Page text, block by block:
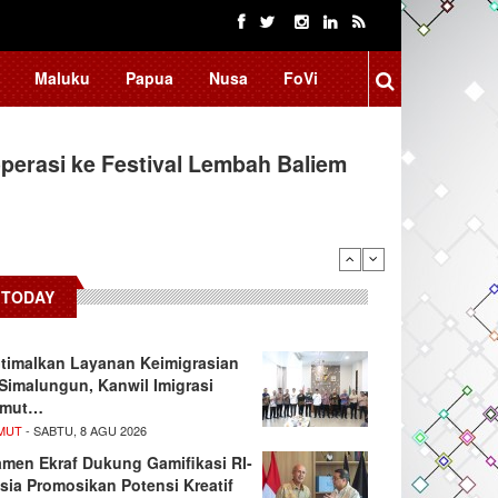
Maluku Papua Nusa FoVi
ke Festival Lembah Baliem
BRIN Fokus Kembangkan
TODAY
Layanan Keimigrasian
Kanwil Imigrasi
- SABTU, 8 AGU 2026
Ekraf Dukung Gamifikasi RI-
Promosikan Potensi Kreatif